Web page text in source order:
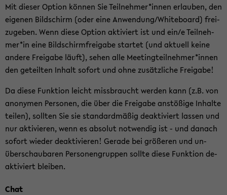
Mit die­ser Op­ti­on kön­nen Sie Teil­neh­mer*innen er­lau­ben, den
ei­ge­nen Bild­schirm (oder eine An­wen­dung/White­board) frei­
zu­ge­ben. Wenn diese Op­ti­on ak­ti­viert ist und ein/e Teil­neh­
mer*in eine Bild­schirm­frei­ga­be star­tet (und ak­tu­ell keine
an­de­re Frei­ga­be läuft), sehen alle Mee­ting­teil­neh­mer*innen
den ge­teil­ten In­halt so­fort und ohne zu­sätz­li­che Frei­ga­be!
Da diese Funk­ti­on leicht miss­braucht wer­den kann (z.B. von
an­ony­men Per­so­nen, die über die Frei­ga­be an­stö­ßi­ge In­hal­te
tei­len), soll­ten Sie sie stan­dard­mä­ßig de­ak­ti­viert las­sen und
nur ak­ti­vie­ren, wenn es ab­so­lut not­wen­dig ist - und da­nach
so­fort wie­der de­ak­ti­vie­ren! Ge­ra­de bei grö­ße­ren und un­
über­schau­ba­ren Per­so­nen­grup­pen soll­te diese Funk­ti­on de­
ak­ti­viert blei­ben.
Chat